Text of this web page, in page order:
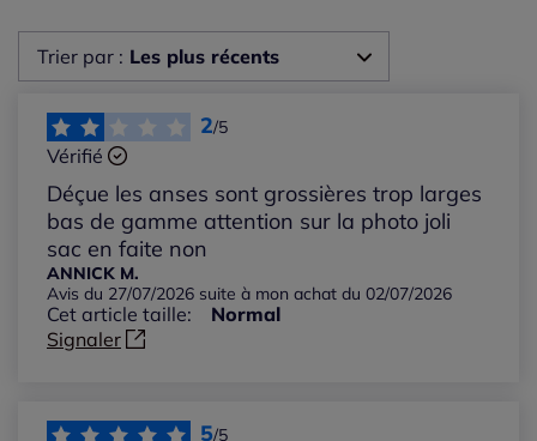
Trier par : Les plus récents
Les plus récents
Les plus anciens
Notes les plus élevées
Notes les plus basses
2/5
Vérifié
Déçue les anses sont grossières trop larges
bas de gamme attention sur la photo joli
sac en faite non
ANNICK M.
Avis du 27/07/2026 suite à mon achat du 02/07/2026
Cet article taille:
Normal
Signaler
5/5